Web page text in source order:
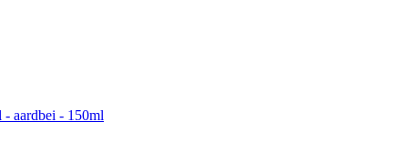
- aardbei - 150ml